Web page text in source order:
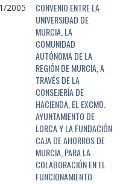
2005
CONVENIO ENTRE LA
UNIVERSIDAD DE
MURCIA, LA
COMUNIDAD
AUTÓNOMA DE LA
REGIÓN DE MURCIA, A
TRAVÉS DE LA
CONSEJERÍA DE
HACIENDA, EL EXCMO.
AYUNTAMIENTO DE
LORCA Y LA FUNDACIÓN
CAJA DE AHORROS DE
MURCIA, PARA LA
COLABORACIÓN EN EL
FUNCIONAMIENTO